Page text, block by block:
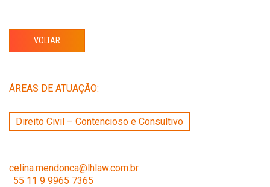
VOLTAR
ÁREAS DE ATUAÇÃO:
Direito Civil – Contencioso e Consultivo
celina.mendonca@lhlaw.com.br
55 11 9 9965 7365